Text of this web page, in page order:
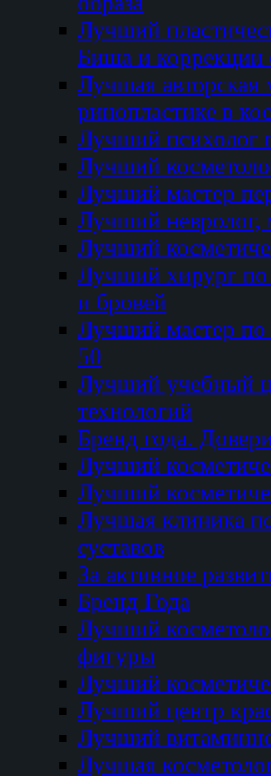
Лучший
Биша и коррекции
Лучшая авторская
ринопластике в
Лучший психолог
Лучший
Лучший мастер
Лучший невролог,
Лучший
Лучший хирург по
и бровей
Лучший мастер
50
Лучший
технологий
Бренд года.
Лучший
Лучший
Лучшая клиника
суставов
За активное
Бренд Года
Лучший
фигуры
Лучший
Лучший центр
Лучший
Лучшая